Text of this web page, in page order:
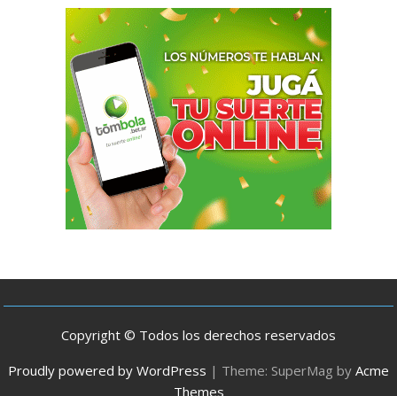
Copyright © Todos los derechos reservados
Proudly powered by WordPress | Theme: SuperMag by Acme
Themes